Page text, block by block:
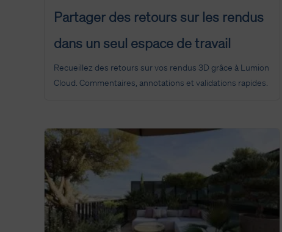
Partager des retours sur les rendus
dans un seul espace de travail
Recueillez des retours sur vos rendus 3D grâce à Lumion
Cloud. Commentaires, annotations et validations rapides.